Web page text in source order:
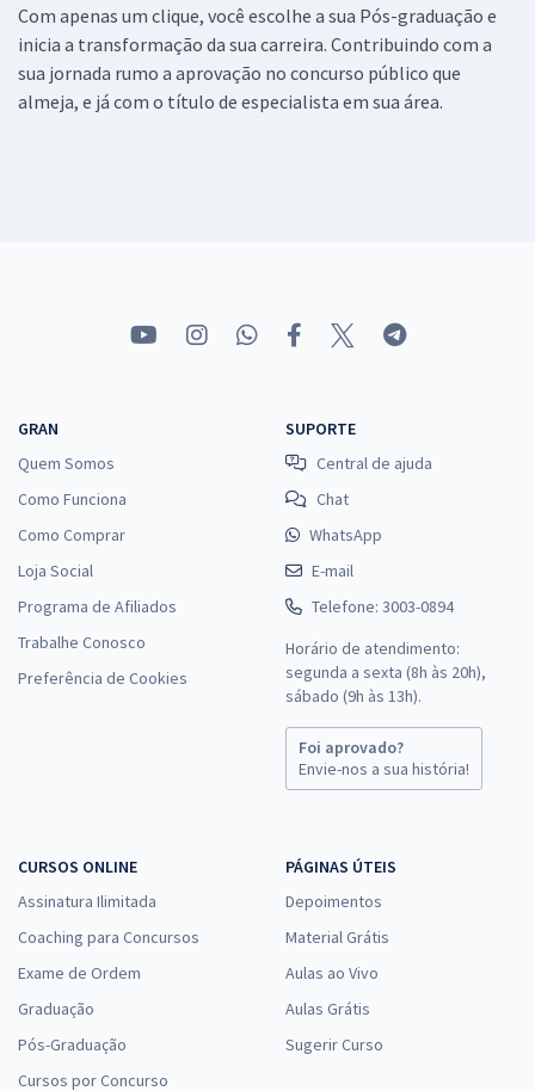
Com apenas um clique, você escolhe a sua Pós-graduação e
inicia a transformação da sua carreira. Contribuindo com a
sua jornada rumo a aprovação no concurso público que
almeja, e já com o título de especialista em sua área.
GRAN
Quem Somos
Como Funciona
Como Comprar
Loja Social
Programa de Afiliados
Trabalhe Conosco
Preferência de Cookies
SUPORTE
Central de ajuda
Chat
WhatsApp
E-mail
Telefone: 3003-0894
Horário de atendimento:
segunda a sexta (8h às 20h),
sábado (9h às 13h).
Foi aprovado?
Envie-nos a sua história!
CURSOS ONLINE
Assinatura Ilimitada
Coaching para Concursos
Exame de Ordem
Graduação
Pós-Graduação
Cursos por Concurso
PÁGINAS ÚTEIS
Depoimentos
Material Grátis
Aulas ao Vivo
Aulas Grátis
Sugerir Curso